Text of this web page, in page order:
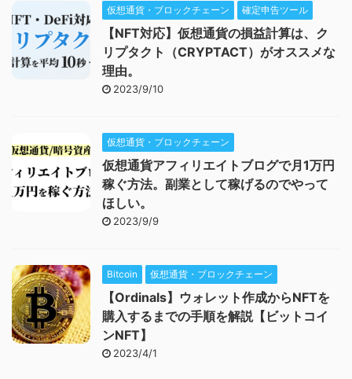
仮想通貨・ブロックチェーン 確定申告ツール
【NFT対応】仮想通貨の損益計算は、ク
リプタクト（CRYPTACT）がオススメな
理由。
2023/9/10
仮想通貨・ブロックチェーン
仮想通貨アフィリエイトブログで月1万円
稼ぐ方法。副業として稼げるのでやって
ほしい。
2023/9/9
Bitcoin 仮想通貨・ブロックチェーン
【Ordinals】ウォレット作成からNFTを
購入するまでの手順を解説【ビットコイ
ンNFT】
2023/4/1